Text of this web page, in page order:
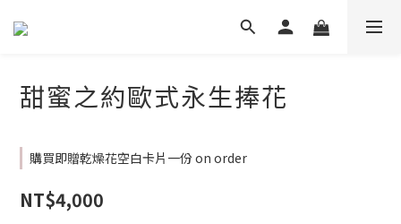
甜蜜之約歐式永生捧花
購買即贈乾燥花空白卡片一份 on order
NT$4,000